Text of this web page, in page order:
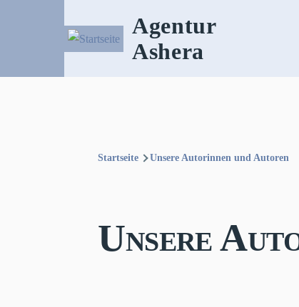
Agentur
Ashera
Startseite Unsere Autorinnen und Autoren
Unsere